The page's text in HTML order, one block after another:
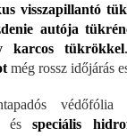
visszapillantó
autója
karcos tükrökkel.
még rossz időjárás
védőfólia
ésspeciális